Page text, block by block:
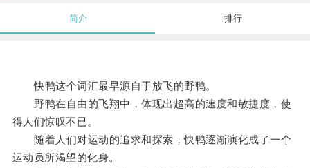
简介 排行
快鸭这个词汇最早源自于放飞的野鸭。
野鸭在自由的飞翔中，体现出超高的速度和敏捷度，使
得人们惊叹不已。
随着人们对运动的追求和探索，快鸭逐渐演化成了一个
运动员所渴望的化身。